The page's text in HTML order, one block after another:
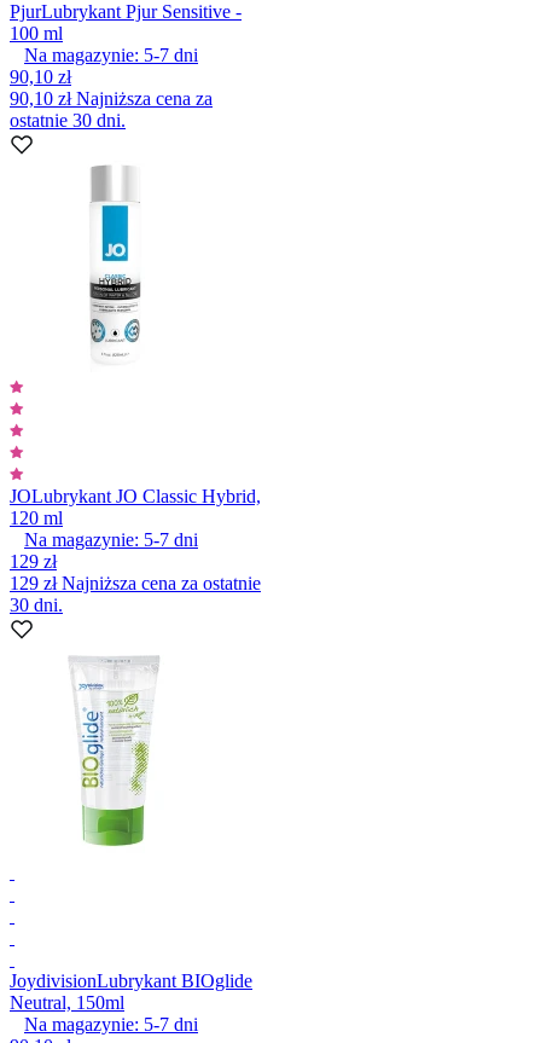
PjurLubrykant Pjur Sensitive -
100 ml
Na magazynie: 5-7 dni
90,10 zł
90,10 złNajniższa cena za
ostatnie 30 dni.
JOLubrykant JO Classic Hybrid,
120 ml
Na magazynie: 5-7 dni
129 zł
129 złNajniższa cena za ostatnie
30 dni.
JoydivisionLubrykant BIOglide
Neutral, 150ml
Na magazynie: 5-7 dni